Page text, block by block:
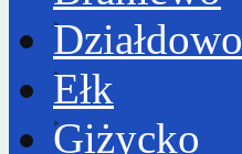
Działdowo
Ełk
Giżycko